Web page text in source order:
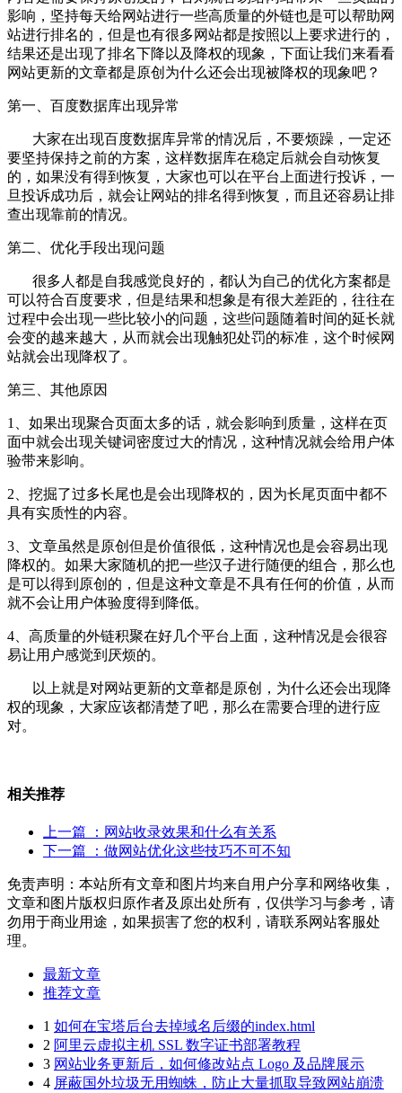
影响，坚持每天给网站进行一些高质量的外链也是可以帮助网
站进行排名的，但是也有很多网站都是按照以上要求进行的，
结果还是出现了排名下降以及降权的现象，下面让我们来看看
网站更新的文章都是原创为什么还会出现被降权的现象吧？
第一、百度数据库出现异常
大家在出现百度数据库异常的情况后，不要烦躁，一定还
要坚持保持之前的方案，这样数据库在稳定后就会自动恢复
的，如果没有得到恢复，大家也可以在平台上面进行投诉，一
旦投诉成功后，就会让网站的排名得到恢复，而且还容易让排
查出现靠前的情况。
第二、优化手段出现问题
很多人都是自我感觉良好的，都认为自己的优化方案都是
可以符合百度要求，但是结果和想象是有很大差距的，往往在
过程中会出现一些比较小的问题，这些问题随着时间的延长就
会变的越来越大，从而就会出现触犯处罚的标准，这个时候网
站就会出现降权了。
第三、其他原因
1、如果出现聚合页面太多的话，就会影响到质量，这样在页
面中就会出现关键词密度过大的情况，这种情况就会给用户体
验带来影响。
2、挖掘了过多长尾也是会出现降权的，因为长尾页面中都不
具有实质性的内容。
3、文章虽然是原创但是价值很低，这种情况也是会容易出现
降权的。如果大家随机的把一些汉子进行随便的组合，那么也
是可以得到原创的，但是这种文章是不具有任何的价值，从而
就不会让用户体验度得到降低。
4、高质量的外链积聚在好几个平台上面，这种情况是会很容
易让用户感觉到厌烦的。
以上就是对网站更新的文章都是原创，为什么还会出现降
权的现象，大家应该都清楚了吧，那么在需要合理的进行应
对。
相关推荐
上一篇
：网站收录效果和什么有关系
下一篇
：做网站优化这些技巧不可不知
免责声明：本站所有文章和图片均来自用户分享和网络收集，
文章和图片版权归原作者及原出处所有，仅供学习与参考，请
勿用于商业用途，如果损害了您的权利，请联系网站客服处
理。
最新文章
推荐文章
1 如何在宝塔后台去掉域名后缀的index.html
2 阿里云虚拟主机 SSL 数字证书部署教程
3 网站业务更新后，如何修改站点 Logo 及品牌展示
4 屏蔽国外垃圾无用蜘蛛，防止大量抓取导致网站崩溃